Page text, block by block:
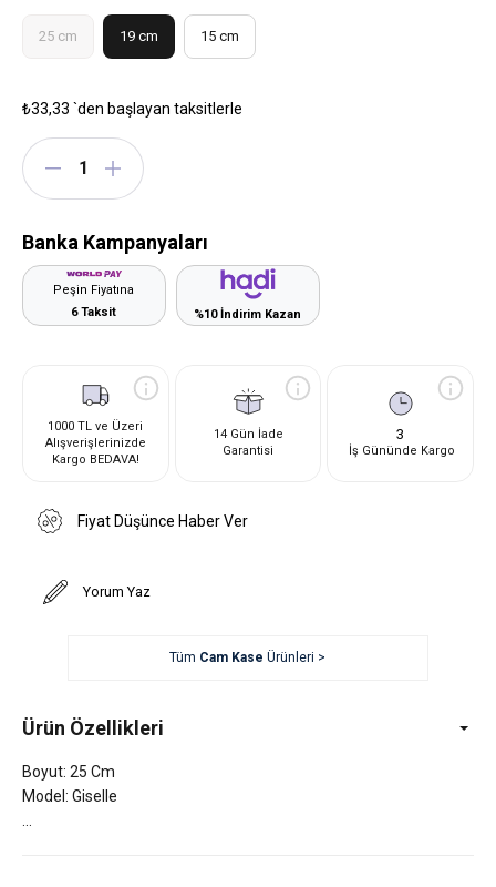
25 cm 19 cm 15 cm
₺33,33 `den başlayan taksitlerle
Banka Kampanyaları
Peşin Fiyatına
6 Taksit
%10 İndirim Kazan
1000 TL ve Üzeri
Alışverişlerinizde
Kargo BEDAVA!
14 Gün İade
Garantisi
3
İş Gününde Kargo
Fiyat Düşünce Haber Ver
Yorum Yaz
Tüm Cam Kase Ürünleri >
Ürün Özellikleri
Boyut: 25 Cm
Model: Giselle